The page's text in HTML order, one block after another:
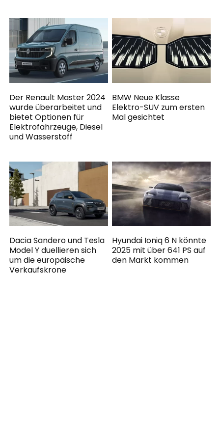
Der Renault Master 2024
wurde überarbeitet und
bietet Optionen für
Elektrofahrzeuge, Diesel
und Wasserstoff
BMW Neue Klasse
Elektro-SUV zum ersten
Mal gesichtet
Dacia Sandero und Tesla
Model Y duellieren sich
um die europäische
Verkaufskrone
Hyundai Ioniq 6 N könnte
2025 mit über 641 PS auf
den Markt kommen